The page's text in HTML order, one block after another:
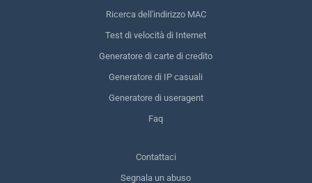
Ricerca dell'indirizzo MAC
Test di velocità di Internet
Generatore di carte di credito
Generatore di IP casuali
Generatore di useragent
Faq
Contattaci
Segnala un abuso